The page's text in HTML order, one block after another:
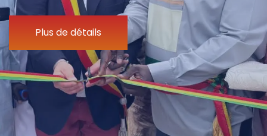
Plus de détails